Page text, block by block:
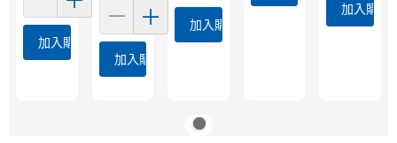
加入購物車
加入購物車
加入購物車
加入購物